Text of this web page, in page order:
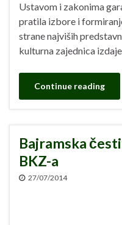
Ustavom i zakonima
pratila izbore i
strane najviših
kulturna zajednica
Continue reading
Bajramska
BKZ-a
27/07/2014